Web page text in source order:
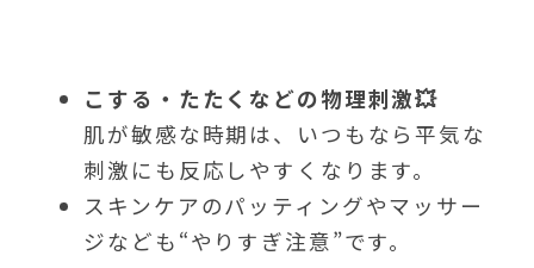
こする・たたくなどの物理刺激💥
肌が敏感な時期は、いつもなら平気な
刺激にも反応しやすくなります。
スキンケアのパッティングやマッサー
ジなども“やりすぎ注意”です。